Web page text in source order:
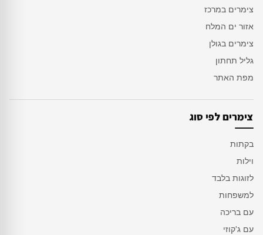
צימרים במרכז
אזור ים המלח
צימרים בגולן
גליל תחתון
מפת האתר
צימרים לפי סוג
בקתות
וילות
לזוגות בלבד
למשפחות
עם בריכה
עם ג'קוזי